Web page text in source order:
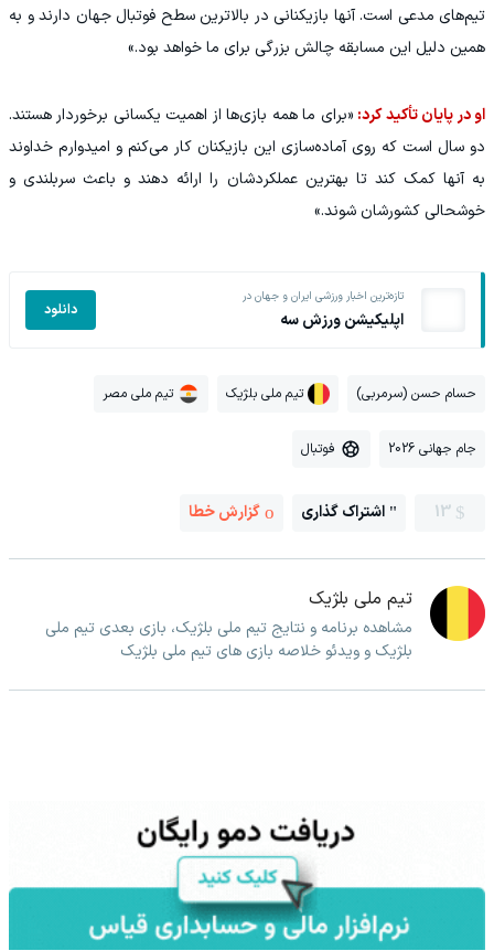
تیم‌های مدعی است. آنها بازیکنانی در بالاترین سطح فوتبال جهان دارند و به
همین دلیل این مسابقه چالش بزرگی برای ما خواهد بود.»
او در پایان تأکید کرد: «برای ما همه بازی‌ها از اهمیت یکسانی برخوردار هستند.
دو سال است که روی آماده‌سازی این بازیکنان کار می‌کنم و امیدوارم خداوند
به آنها کمک کند تا بهترین عملکردشان را ارائه دهند و باعث سربلندی و
خوشحالی کشورشان شوند.»
تازه‌ترین اخبار ورزشی ایران و جهان در
اپلیکیشن ورزش سه دانلود
حسام حسن (سرمربی) تیم ملی بلژیک تیم ملی مصر
جام جهانی 2026 فوتبال
13 اشتراک گذاری گزارش خطا
تیم ملی بلژیک
مشاهده برنامه و نتایج تیم ملی بلژیک، بازی بعدی تیم ملی
بلژیک و ویدئو خلاصه بازی های تیم ملی بلژیک